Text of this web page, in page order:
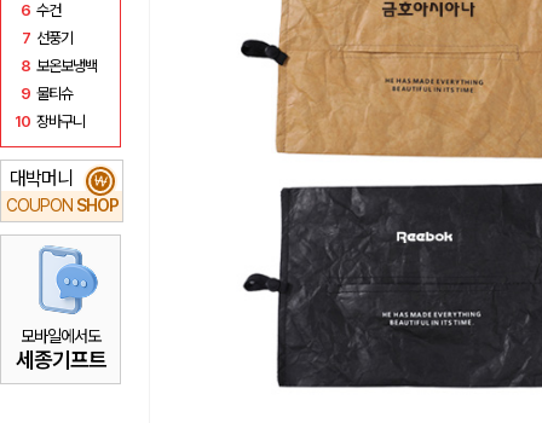
6 수건
7 선풍기
8 보온보냉백
9 물티슈
10 장바구니
대박머니
COUPON SHOP
₩
모바일에서도
세종기프트